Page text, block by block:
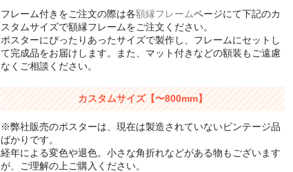
フレーム付きをご注文の際は各額縁フレームページにて下記のカ
スタムサイズで額縁フレームをご注文ください。
ポスターにぴったりあったサイズで製作し、フレームにセットし
て完成品をお届けします。また、マット付きなどの額装もご遠慮
なくご相談ください。
カスタムサイズ【〜800mm】
※弊社販売のポスターは、現在は製造されていないビンテージ品
ばかりです。
経年による変色や退色。小さな角折れなどがある物もございます
が、ご理解の上ご購入ください。